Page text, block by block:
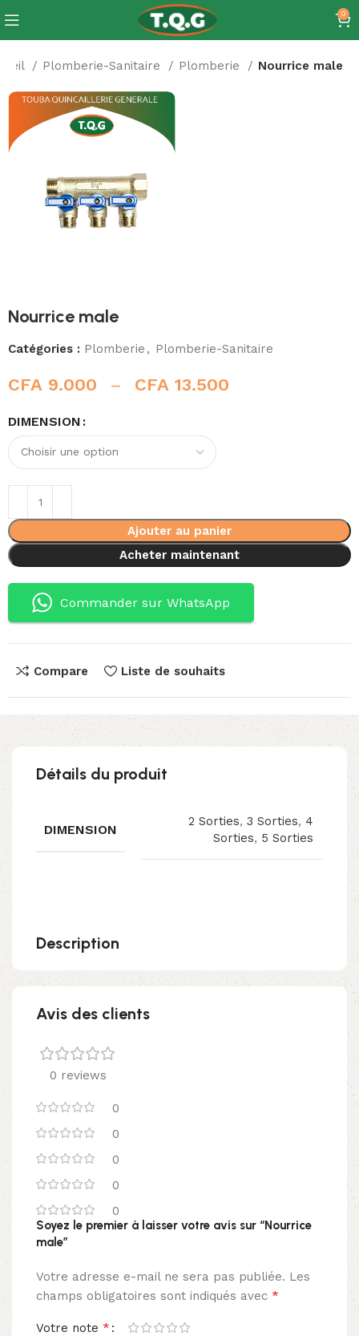
0
Plomberie-Sanitaire Plomberie Nourrice male
Nourrice male
Catégories : Plomberie , Plomberie-Sanitaire
CFA 9.000 – CFA 13.500
DIMENSION
Ajouter au panier
Acheter maintenant
Commander sur WhatsApp
Compare Liste de souhaits
Détails du produit
DIMENSION
2 Sorties, 3 Sorties, 4
Sorties, 5 Sorties
Description
Avis des clients
0 reviews
0
0
0
0
0
Soyez le premier à laisser votre avis sur “Nourrice
male”
Votre adresse e-mail ne sera pas publiée. Les
champs obligatoires sont indiqués avec *
Votre note *